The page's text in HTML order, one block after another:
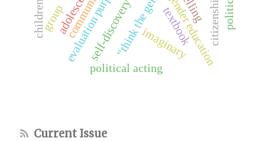
“think the gender”
self-discovery gender education
political acting
evaluation purpose imaginary
community
group textbook
Current Issue